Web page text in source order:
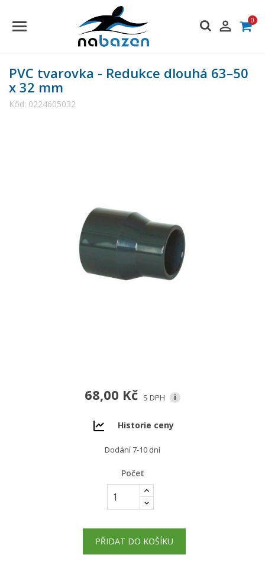
 0
PVC tvarovka - Redukce dlouhá 63–50
x 32 mm
Kód: 0224605032
68,00 Kč S DPH i
Historie ceny
Dodání 7-10 dní
Počet
PŘIDAT DO KOŠÍKU